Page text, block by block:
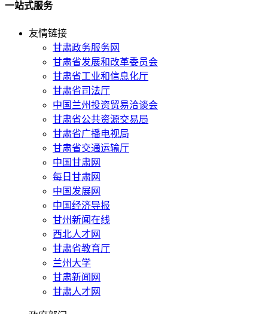
一站式服务
友情链接
甘肃政务服务网
甘肃省发展和改革委员会
甘肃省工业和信息化厅
甘肃省司法厅
中国兰州投资贸易洽谈会
甘肃省公共资源交易局
甘肃省广播电视局
甘肃省交通运输厅
中国甘肃网
每日甘肃网
中国发展网
中国经济导报
甘州新闻在线
西北人才网
甘肃省教育厅
兰州大学
甘肃新闻网
甘肃人才网